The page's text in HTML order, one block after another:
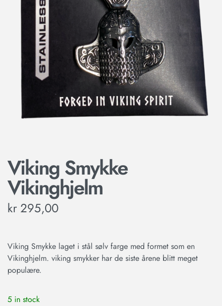
Viking Smykke
Vikinghjelm
kr 295,00
Viking Smykke laget i stål sølv farge med formet som en
Vikinghjelm. viking smykker har de siste årene blitt meget
populære.
5 in stock